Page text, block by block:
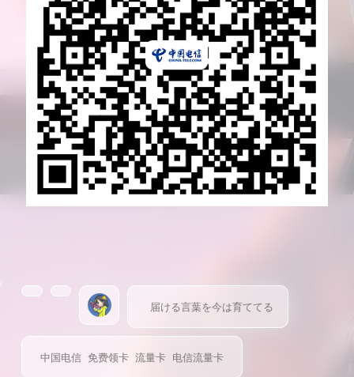
届ける言葉を今は育ててる
中国电信 免费领卡 流量卡 电信流量卡